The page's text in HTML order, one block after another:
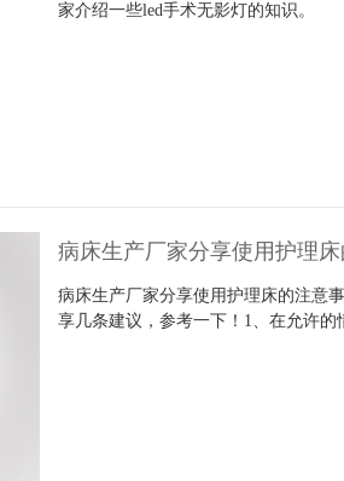
家介绍一些led手术无影灯的知识。
病床生产厂家分享使用护理
病床生产厂家分享使用护理床的注意
享几条建议，参考一下！1、在允许